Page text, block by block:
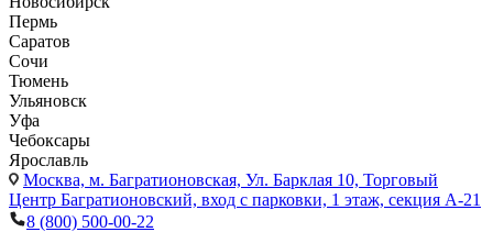
Пермь
Саратов
Сочи
Тюмень
Ульяновск
Уфа
Чебоксары
Ярославль
Москва, м. Багратионовская, Ул. Барклая 10, Торговый
Центр Багратионовский, вход с парковки, 1 этаж, секция А-21
8 (800) 500-00-22